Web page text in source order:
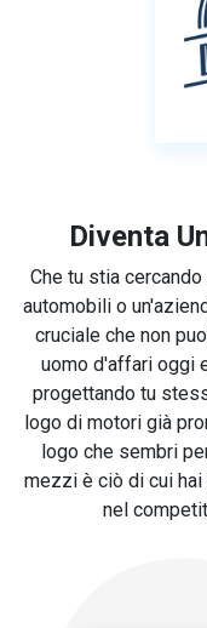
Diventa
Che tu stia
automobili o
cruciale che non
uomo d'affari oggi
progettando tu
logo di motori già
logo che sembri
mezzi è ciò di cui
nel